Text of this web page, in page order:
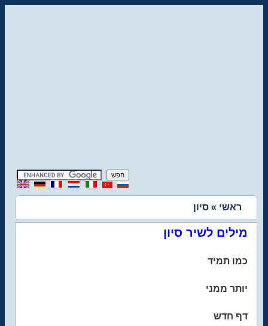
ראשי » סיון
מילים לשיר סיון
כמו תמיד
יותר ממני
דף חדש